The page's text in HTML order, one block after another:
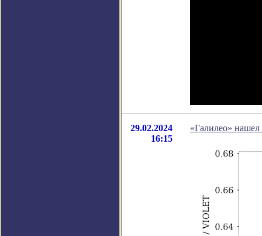
29.02.2024
16:15
«Галилео»